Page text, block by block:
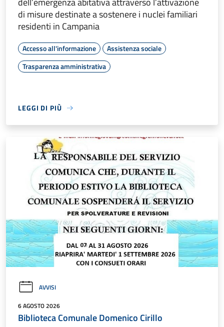
di misure destinate a sostenere i nuclei familiari
residenti in Campania
Accesso all'informazione
Assistenza sociale
Trasparenza amministrativa
LEGGI DI PIÙ
AVVISI
6 AGOSTO 2026
Biblioteca Comunale Domenico Cirillo